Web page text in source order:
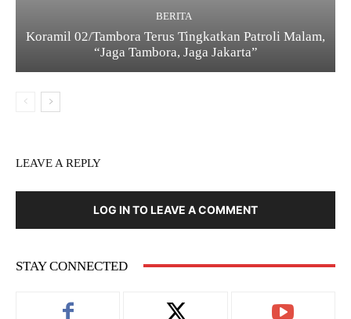
BERITA
Koramil 02/Tambora Terus Tingkatkan Patroli Malam,
“Jaga Tambora, Jaga Jakarta”
LEAVE A REPLY
LOG IN TO LEAVE A COMMENT
STAY CONNECTED